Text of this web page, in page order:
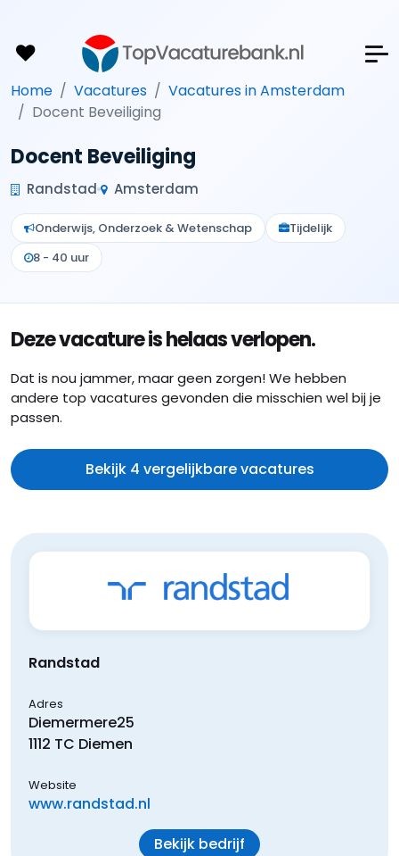
Home Vacatures
Vacatures in Amsterdam
Docent Beveiliging
Docent Beveiliging
Randstad Amsterdam
Onderwijs, Onderzoek & Wetenschap
Tijdelijk
8 - 40 uur
Deze vacature is helaas verlopen.
Dat is nou jammer, maar geen zorgen! We hebben
andere top vacatures gevonden die misschien wel bij je
passen.
Bekijk 4 vergelijkbare vacatures
Randstad
Adres
Diemermere25
1112 TC Diemen
Website
www.randstad.nl
Bekijk bedrijf